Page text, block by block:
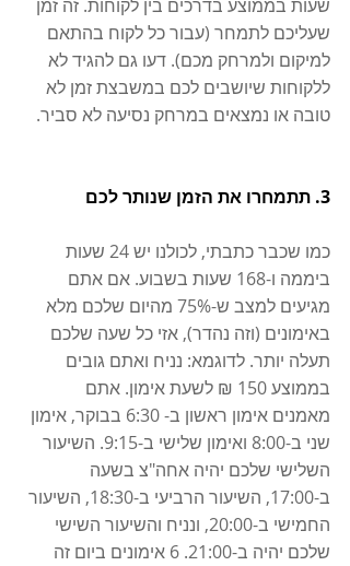
שעות בממוצע בדרכים בין לקוחות. זה זמן
שעליכם לתמחר (עבור כל לקוח בהתאם
למיקום ולמרחק מכם). דעו גם להגיד לא
ללקוחות שיושבים לכם במשבצת זמן לא
טובה או נמצאים במרחק נסיעה לא סביר.
3. תתמחרו את הזמן שנותר לכם
כמו שכבר כתבתי, לכולנו יש 24 שעות
ביממה ו-168 שעות בשבוע. אם אתם
מגיעים למצב ש-75% מהיום שלכם מלא
באימונים (וזה נהדר), אזי כל שעה שלכם
תעלה יותר. לדוגמא: נניח ואתם גובים
בממוצע 150 ₪ לשעת אימון. אתם
מאמנים אימון ראשון ב- 6:30 בבוקר, אימון
שני ב-8:00 ואימון שלישי ב-9:15. השיעור
השלישי שלכם יהיה אחה"צ בשעה
ב-17:00, השיעור הרביעי ב-18:30, השיעור
החמישי ב-20:00, ונניח והשיעור השישי
שלכם יהיה ב-21:00. 6 אימונים ביום זה